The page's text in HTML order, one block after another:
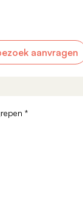
aanvragen
*